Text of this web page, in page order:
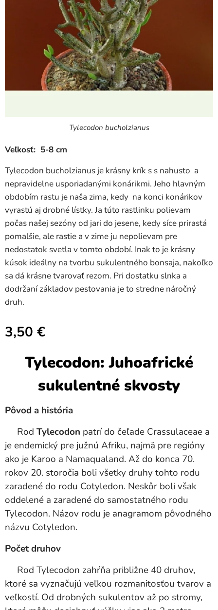
Tylecodon bucholzianus
Veľkosť: 5-8 cm
Tylecodon bucholzianus je krásny krík s s nahusto a
nepravidelne usporiadanými konárikmi. Jeho hlavným
obdobím rastu je naša zima, kedy na konci konárikov
vyrastú aj drobné lístky. Ja túto rastlinku polievam
počas našej sezóny od jari do jesene, kedy síce prirastá
pomalšie, ale rastie a v zime ju nepolievam pre
nedostatok svetla v tomto období. Inak to je krásny
kúsok ideálny na tvorbu sukulentného bonsaja, nakoľko
sa dá krásne tvarovať rezom. Pri dostatku slnka a
dodržaní základov pestovania je to stredne náročný
druh.
3,50 €
Tylecodon: Juhoafrické
sukulentné skvosty
Pôvod a história
Rod Tylecodon patrí do čeľade Crassulaceae a
je endemický pre južnú Afriku, najmä pre regióny
ako je Karoo a Namaqualand. Až do konca 70.
rokov 20. storočia boli všetky druhy tohto rodu
zaradené do rodu Cotyledon. Neskôr boli však
oddelené a zaradené do samostatného rodu
Tylecodon. Názov rodu je anagramom pôvodného
názvu Cotyledon.
Počet druhov
Rod Tylecodon zahŕňa približne 40 druhov,
ktoré sa vyznačujú veľkou rozmanitosťou tvarov a
veľkostí. Od drobných sukulentov až po stromy,